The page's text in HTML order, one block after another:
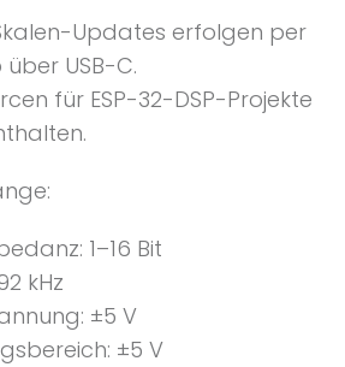
Updates erfolgen per
USB-C.
für ESP-32-DSP-Projekte
1–16 Bit
kHz
±5 V
±5 V